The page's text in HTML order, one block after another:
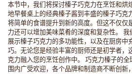
本节中，我们将探讨榛子巧克力在烹饪和烘
地早餐桌上的经典榛子酱到丰盛的榛子巧克
将简单的食谱提升到新的高度。但这不仅仅
力还可以增加美味菜肴的深度和复杂性。 我
展示榛子巧克力的多功能性，以及在厨房中
巧。无论您是经验丰富的厨师还是初学者，
克力融入您的烹饪创作中。 巧克力榛子的
围内广受欢迎，各个品牌和制造商不断创新